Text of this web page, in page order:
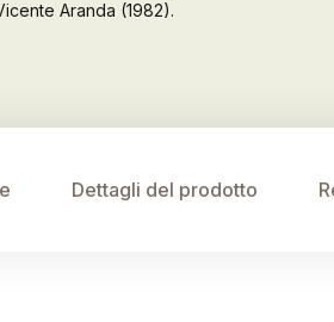
Aranda (1982).
Dettagli del prodotto